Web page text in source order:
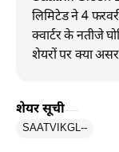
लिमिटेड ने 4
क्वार्टर के नतीजे
शेयरों पर क्या
शेयर सूची
SAATVIKGL--